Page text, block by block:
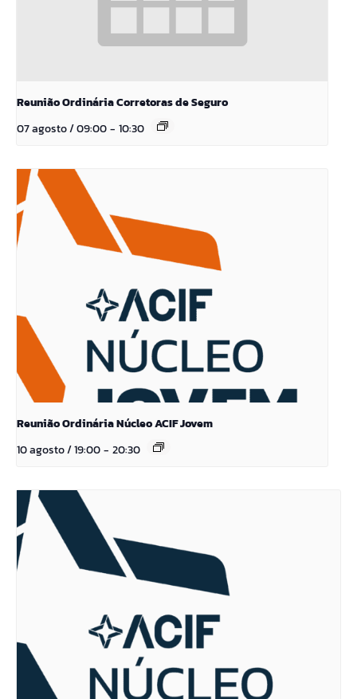
Reunião Ordinária Corretoras de Seguro
07 agosto / 09:00- 10:30
Reunião Ordinária Núcleo ACIF Jovem
10 agosto / 19:00- 20:30